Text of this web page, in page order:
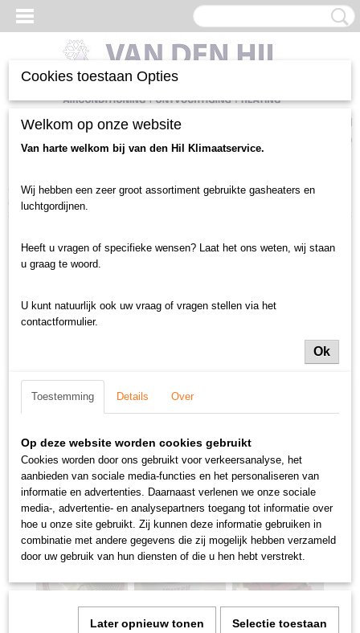
Inloggen Registreren
(0)
Home >Verwarming heater>Verwarming heater gebruikt>Ecofan nieuw
en gebruikt>Reznor Ecofan Maximizor 4500
Cookies toestaan Opties
Welkom op onze website
Van harte welkom bij van den Hil Klimaatservice.
Wij hebben een zeer groot assortiment gebruikte gasheaters en
luchtgordijnen.
Heeft u vragen of specifieke wensen? Laat het ons weten, wij staan
u graag te woord.
U kunt natuurlijk ook uw vraag of vragen stellen via het
contactformulier.
Ok
Toestemming Details Over
Op deze website worden cookies gebruikt
Cookies worden door ons gebruikt voor verkeersanalyse, het
aanbieden van sociale media-functies en het personaliseren van
informatie en advertenties. Daarnaast verlenen we onze sociale
media-, advertentie- en analysepartners toegang tot informatie over
hoe u onze site gebruikt. Zij kunnen deze informatie gebruiken in
combinatie met andere gegevens die zij mogelijk hebben verzameld
door uw gebruik van hun diensten of die u hen hebt verstrekt.
Later opnieuw tonen Selectie toestaan